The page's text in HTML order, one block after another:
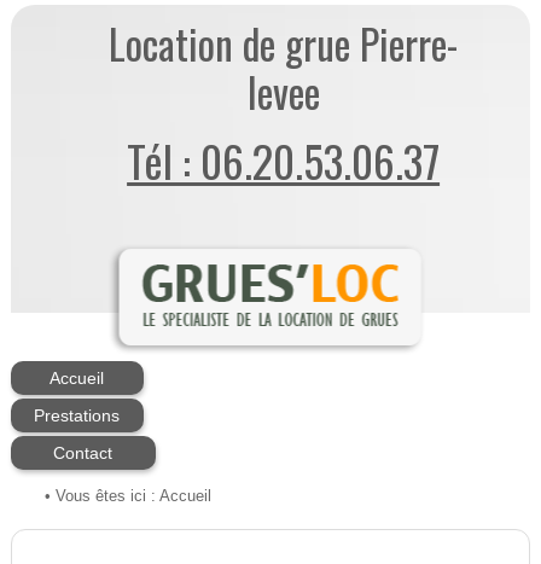
Location de grue Pierre-
levee
Tél : 06.20.53.06.37
Accueil
Prestations
Contact
• Vous êtes ici : Accueil